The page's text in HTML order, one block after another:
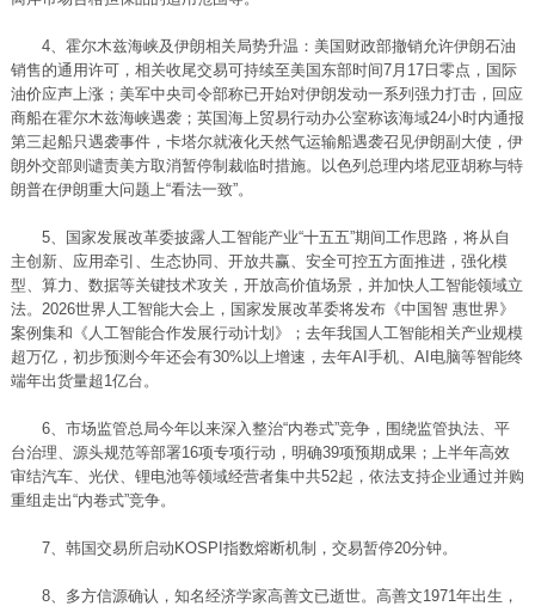
4、霍尔木兹海峡及伊朗相关局势升温：美国财政部撤销允许伊朗石油
销售的通用许可，相关收尾交易可持续至美国东部时间7月17日零点，国际
油价应声上涨；美军中央司令部称已开始对伊朗发动一系列强力打击，回应
商船在霍尔木兹海峡遇袭；英国海上贸易行动办公室称该海域24小时内通报
第三起船只遇袭事件，卡塔尔就液化天然气运输船遇袭召见伊朗副大使，伊
朗外交部则谴责美方取消暂停制裁临时措施。以色列总理内塔尼亚胡称与特
朗普在伊朗重大问题上“看法一致”。
5、国家发展改革委披露人工智能产业“十五五”期间工作思路，将从自
主创新、应用牵引、生态协同、开放共赢、安全可控五方面推进，强化模
型、算力、数据等关键技术攻关，开放高价值场景，并加快人工智能领域立
法。2026世界人工智能大会上，国家发展改革委将发布《中国智 惠世界》
案例集和《人工智能合作发展行动计划》；去年我国人工智能相关产业规模
超万亿，初步预测今年还会有30%以上增速，去年AI手机、AI电脑等智能终
端年出货量超1亿台。
6、市场监管总局今年以来深入整治“内卷式”竞争，围绕监管执法、平
台治理、源头规范等部署16项专项行动，明确39项预期成果；上半年高效
审结汽车、光伏、锂电池等领域经营者集中共52起，依法支持企业通过并购
重组走出“内卷式”竞争。
7、韩国交易所启动KOSPI指数熔断机制，交易暂停20分钟。
8、多方信源确认，知名经济学家高善文已逝世。高善文1971年出生，